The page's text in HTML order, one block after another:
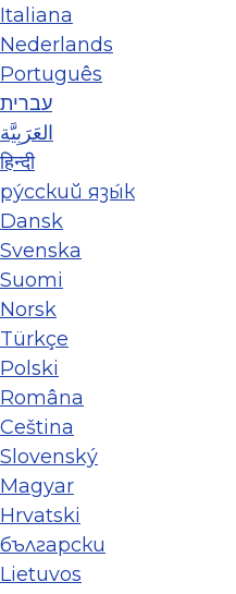
Italiana
Nederlands
Português
עברית
العَرَبِيَّة
हिन्दी
ру́сский язы́к
Dansk
Svenska
Suomi
Norsk
Türkçe
Polski
Româna
Ceština
Slovenský
Magyar
Hrvatski
български
Lietuvos